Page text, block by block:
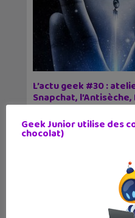
L’actu geek #30 :
Snapchat, l’Antisèche,
Voici les articles de la
Junior. Avec une nouvelle
Geek Junior utilise des
chocolat)